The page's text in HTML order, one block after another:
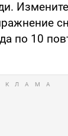
по 10